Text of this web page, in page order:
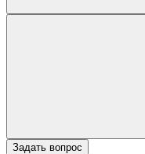
Задать вопрос